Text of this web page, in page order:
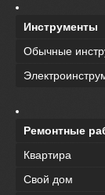
Инструменты
Обычные
Ремонтные
Квартира
Свой дом